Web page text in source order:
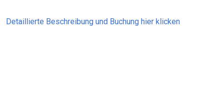
Detaillierte Beschreibung und Buchung hier klicken